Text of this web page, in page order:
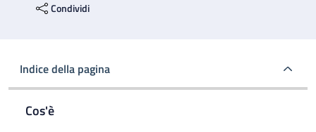
Condividi
Indice della pagina
Cos'è